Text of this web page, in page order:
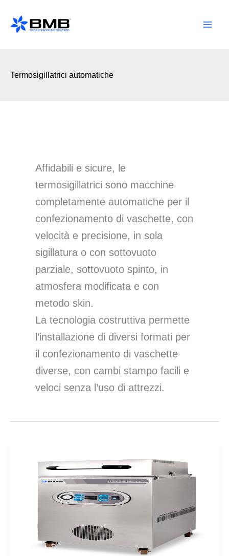
contenuto
Termosigillatrici automatiche
Affidabili e sicure, le
termosigillatrici sono macchine
completamente automatiche per il
confezionamento di vaschette, con
velocità e precisione, in sola
sigillatura o con sottovuoto
parziale, sottovuoto spinto, in
atmosfera modificata e con
metodo skin.
La tecnologia costruttiva permette
l’installazione di diversi formati per
il confezionamento di vaschette
diverse, con cambi stampo facili e
veloci senza l’uso di attrezzi.